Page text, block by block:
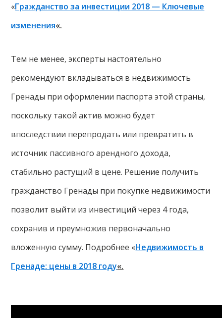
«Гражданство за инвестиции 2018 — Ключевые
изменения«.
Тем не менее, эксперты настоятельно
рекомендуют вкладываться в недвижимость
Гренады при оформлении паспорта этой страны,
поскольку такой актив можно будет
впоследствии перепродать или превратить в
источник пассивного арендного дохода,
стабильно растущий в цене. Решение получить
гражданство Гренады при покупке недвижимости
позволит выйти из инвестиций через 4 года,
сохранив и преумножив первоначально
вложенную сумму. Подробнее «Недвижимость в
Гренаде: цены в 2018 году«.